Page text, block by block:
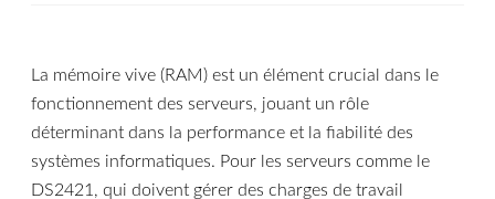
La mémoire vive (RAM) est un élément crucial dans le
fonctionnement des serveurs, jouant un rôle
déterminant dans la performance et la fiabilité des
systèmes informatiques. Pour les serveurs comme le
DS2421, qui doivent gérer des charges de travail